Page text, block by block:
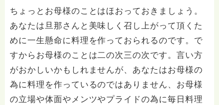
ちょっとお母様のことはほおっておきましょう。
あなたは旦那さんと美味しく召し上がって頂くた
めに一生懸命に料理を作っておられるのです。で
すからお母様のことは二の次三の次です。言い方
がおかしいかもしれませんが、あなたはお母様の
為に料理を作っているのではありません、お母様
の立場や体面やメンツやプライドの為に毎日料理